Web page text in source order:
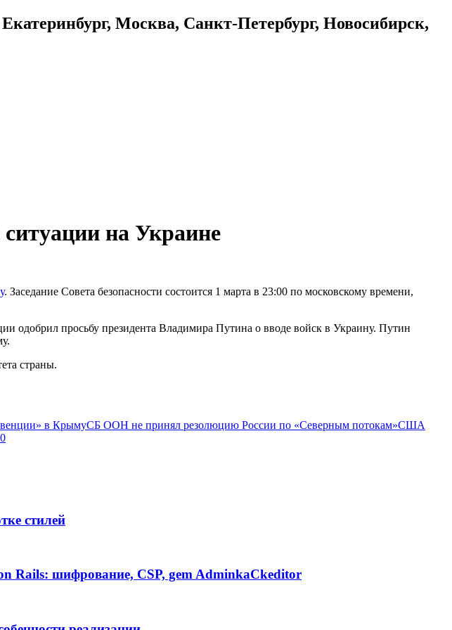
Москва, Санкт-Петербург, Новосибирск,
на Украине
. Заседание Совета безопасности состоится 1 марта в 23:00 по московскому времени,
одобрил просьбу президента Владимира Путина о вводе войск в Украину. Путин
страны.
в КрымуСБ ООН не принял резолюцию России по «Северным потокам»США
стилей
Rails: шифрование, CSP, gem AdminkaCkeditor